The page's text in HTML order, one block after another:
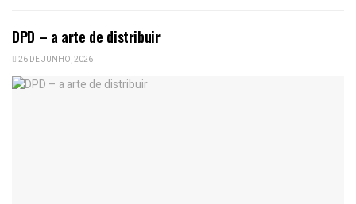
DPD – a arte de distribuir
26 DE JUNHO, 2026